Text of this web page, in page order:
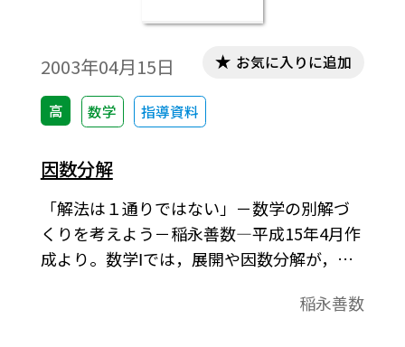
2003年04月15日
高 数学 指導資料
お気に入りに追加
因数分解
「解法は１通りではない」－数学の別解づ
くりを考えよう－稲永善数―平成15年4月作
成より。数学Ⅰでは，展開や因数分解が，高
を展開する上では，計算力は最低限度の資
稲永善数